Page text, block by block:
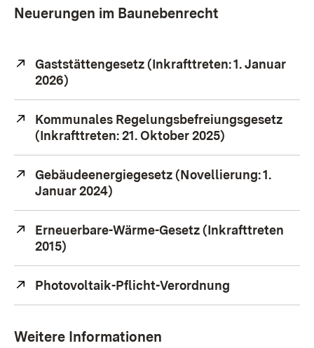
Neuerungen im Baunebenrecht
Extern:
Gaststättengesetz (Inkrafttreten: 1. Januar
2026)
Extern:
Kommunales Regelungsbefreiungsgesetz
(Inkrafttreten: 21. Oktober 2025)
Extern:
Gebäudeenergiegesetz (Novellierung: 1.
Januar 2024)
Extern:
Erneuerbare-Wärme-Gesetz (Inkrafttreten
2015)
Extern:
Photovoltaik-Pflicht-Verordnung
Weitere Informationen